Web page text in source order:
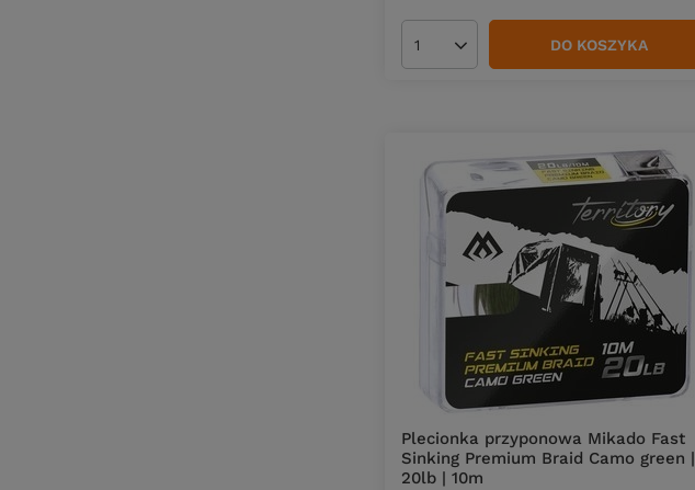
Ilość produktów DO KOSZYKA
Plecionka przyponowa Mikado Fast
Sinking Premium Braid Camo green |
20lb | 10m